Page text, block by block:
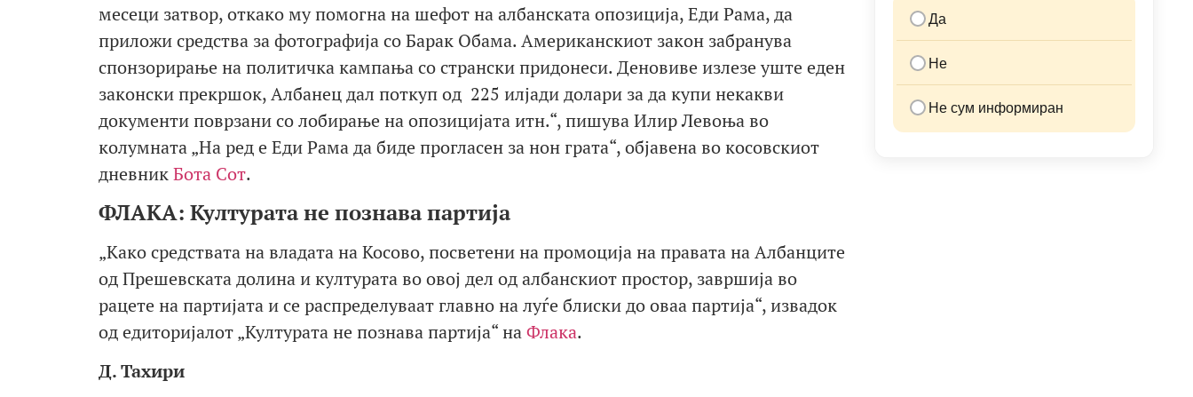
месеци затвор, откако му помогна на шефот на албанската опозиција, Еди Рама, да
приложи средства за фотографија со Барак Обама. Американскиот закон забранува
спонзорирање на политичка кампања со странски придонеси. Деновиве излезе уште еден
законски прекршок, Албанец дал поткуп од 225 илјади долари за да купи некакви
документи поврзани со лобирање на опозицијата итн.“, пишува Илир Левоња во
колумната „На ред е Еди Рама да биде прогласен за нон грата“, објавена во косовскиот
дневникБота Сот.
ФЛАКА: Културата не познава партија
„Како средствата на владата на Косово, посветени на промоција на правата на Албанците
од Прешевската долина и културата во овој дел од албанскиот простор, завршија во
рацете на партијата и се распределуваат главно на луѓе блиски до оваа партија“, извадок
од едиторијалот „Културата не познава партија“ наФлака.
Д. Тахири
Да
Не
Не сум информиран